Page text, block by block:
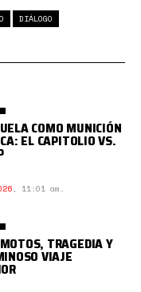
DIÁLOGO
COMO MUNICIÓN
EL CAPITOLIO VS.
, 11:01 am.
TRAGEDIA Y
VIAJE